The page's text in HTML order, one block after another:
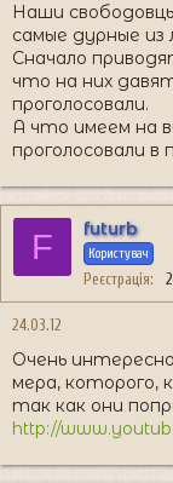
Наши
самые дурные
Сначало
что на них
проголосовали.
А что имеем на
проголосовали в
F futurb
Користувач
Реєстрація
24.03.12
Очень
мера, которого,
так как они
http://